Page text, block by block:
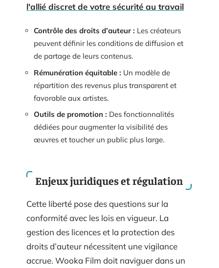
l'allié discret de votre sécurité au travail
Contrôle des droits d’auteur : Les créateurs
peuvent définir les conditions de diffusion et
de partage de leurs contenus.
Rémunération équitable : Un modèle de
répartition des revenus plus transparent et
favorable aux artistes.
Outils de promotion : Des fonctionnalités
dédiées pour augmenter la visibilité des
œuvres et toucher un public plus large.
Enjeux juridiques et régulation
Cette liberté pose des questions sur la
conformité avec les lois en vigueur. La
gestion des licences et la protection des
droits d’auteur nécessitent une vigilance
accrue. Wooka Film doit naviguer dans un